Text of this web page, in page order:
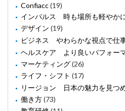
Confiacc(19)
インパルス 時も場所も軽やか
デザイン (19)
ビジネス やわらかな視点で仕
ヘルスケア より良いパフォー
マーケティング(26)
ライフ・シフト (17)
リージョン 日本の魅力を見つ
働き方(73)